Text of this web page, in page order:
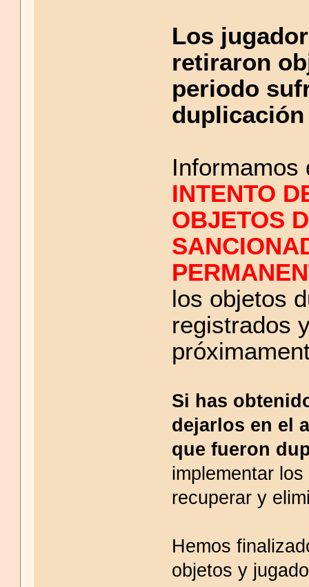
Los
retiraron
periodo
INTENTO
OBJETOS
los objetos
registrados
Si has
dejarlos en el
que fueron
implementar
recuperar y
Hemos
objetos y